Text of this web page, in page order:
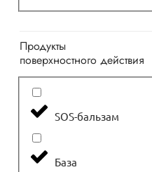
Продукты
поверхностного действия
SOS-бальзам
База